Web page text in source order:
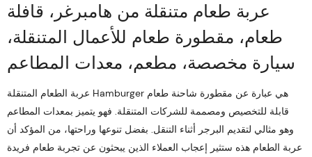
عربة طعام متنقلة من هامبرغر، قافلة
طعام، مقطورة طعام للأعمال المتنقلة،
سيارة مخصصة، مطعم، معدات المطاعم
عربة الطعام المتنقلة Hamburger هي عبارة عن مقطورة شاحنة طعام
قابلة للتخصيص ومصممة للشركات المتنقلة. فهو يتميز بمعدات المطاعم
وهو مثالي لتقديم البرجر أثناء التنقل. بفضل تنوعها وراحتها، من المؤكد أن
عربة الطعام هذه ستثير إعجاب العملاء الذين يبحثون عن تجربة طعام فريدة